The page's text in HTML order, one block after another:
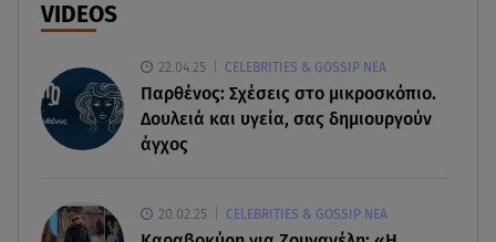
Δούκισσα Νομικού: Από τη Μύκονο «πετάχτηκε»
στη Γαλλική Πολυνησία!
που βρέθηκε σε σπηλιά
VIDEOS
22.04.25 CELEBRITIES & GOSSIP ΝΕΑ
Παρθένος: Σχέσεις στο μικροσκόπιο.
Δουλειά και υγεία, σας δημιουργούν
άγχος
20.02.25 CELEBRITIES & GOSSIP ΝΕΑ